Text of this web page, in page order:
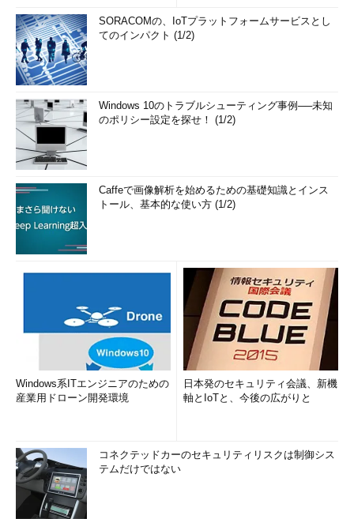
SORACOMの、IoTプラットフォームサービスとし
てのインパクト (1/2)
Windows 10のトラブルシューティング事例──未知
のポリシー設定を探せ！ (1/2)
Caffeで画像解析を始めるための基礎知識とインス
トール、基本的な使い方 (1/2)
Windows系ITエンジニアのための
産業用ドローン開発環境
日本発のセキュリティ会議、新機
軸とIoTと、今後の広がりと
コネクテッドカーのセキュリティリスクは制御シス
テムだけではない